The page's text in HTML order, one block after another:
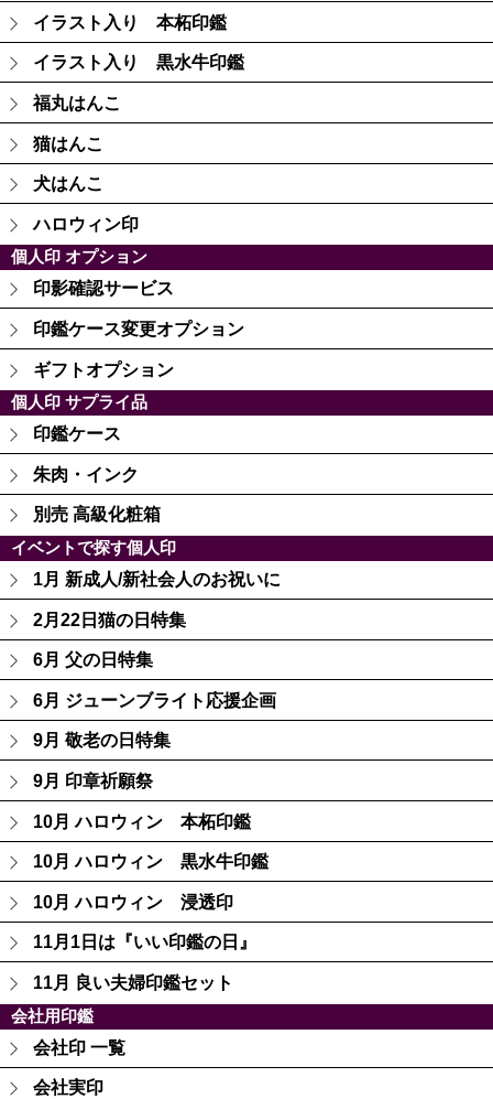
イラスト入り 本柘印鑑
イラスト入り 黒水牛印鑑
福丸はんこ
猫はんこ
犬はんこ
ハロウィン印
個人印 オプション
印影確認サービス
印鑑ケース変更オプション
ギフトオプション
個人印 サプライ品
印鑑ケース
朱肉・インク
別売 高級化粧箱
イベントで探す個人印
1月 新成人/新社会人のお祝いに
2月22日猫の日特集
6月 父の日特集
6月 ジューンブライト応援企画
9月 敬老の日特集
9月 印章祈願祭
10月 ハロウィン 本柘印鑑
10月 ハロウィン 黒水牛印鑑
10月 ハロウィン 浸透印
11月1日は『いい印鑑の日』
11月 良い夫婦印鑑セット
会社用印鑑
会社印 一覧
会社実印